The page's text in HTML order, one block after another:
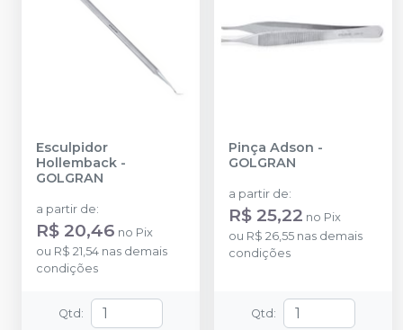
Esculpidor
Hollemback -
GOLGRAN
a partir de:
R$ 20,46 no Pix
ou R$ 21,54 nas demais
condições
Qtd :
Pinça Adson -
GOLGRAN
a partir de:
R$ 25,22 no Pix
ou R$ 26,55 nas demais
condições
Qtd :